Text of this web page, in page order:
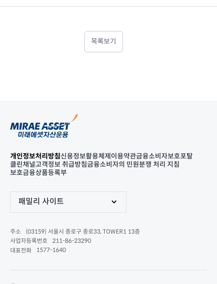
목록보기
개인정보처리방침신용정보활용체제 이용약관금융소비자보호포탈
클린채널고객정보 취급방침금융소비자의 민원분쟁 처리 지침
보호금융상품등록부
패밀리 사이트
주소
(03159) 서울시 종로구 종로33, TOWER1 13층
사업자등록번호
211-86-23290
대표전화
1577-1640